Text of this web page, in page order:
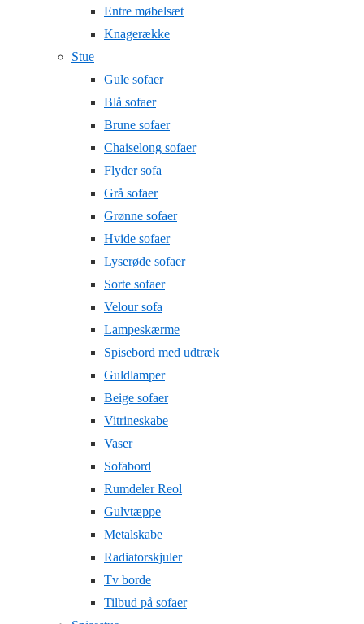
Entre møbelsæt
Knagerække
Stue
Gule sofaer
Blå sofaer
Brune sofaer
Chaiselong sofaer
Flyder sofa
Grå sofaer
Grønne sofaer
Hvide sofaer
Lyserøde sofaer
Sorte sofaer
Velour sofa
Lampeskærme
Spisebord med udtræk
Guldlamper
Beige sofaer
Vitrineskabe
Vaser
Sofabord
Rumdeler Reol
Gulvtæppe
Metalskabe
Radiatorskjuler
Tv borde
Tilbud på sofaer